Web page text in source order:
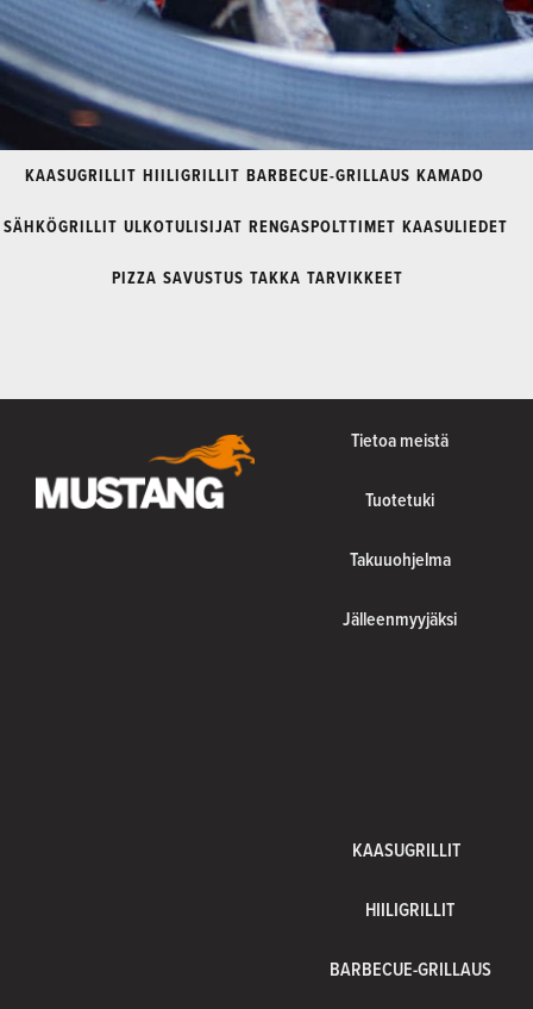
KAASUGRILLIT HIILIGRILLIT BARBECUE-GRILLAUS KAMADO
SÄHKÖGRILLIT ULKOTULISIJAT RENGASPOLTTIMET KAASULIEDET
PIZZA SAVUSTUS TAKKA TARVIKKEET
Tietoa meistä
Tuotetuki
Takuuohjelma
Jälleenmyyjäksi
KAASUGRILLIT
HIILIGRILLIT
BARBECUE-GRILLAUS